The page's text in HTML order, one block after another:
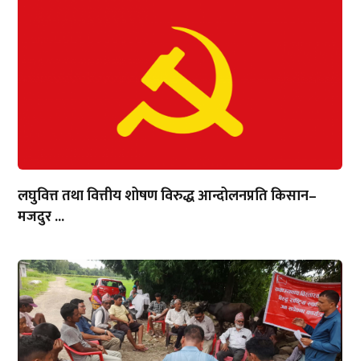
लघुवित्त तथा वित्तीय शोषण विरुद्ध आन्दोलनप्रति किसान–
मजदुर ...